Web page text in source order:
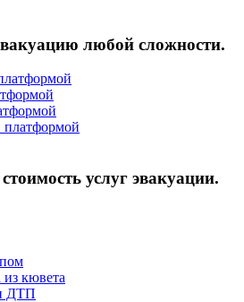
любой сложности.
платформой
услуг эвакуации.
из кювета
ДТП